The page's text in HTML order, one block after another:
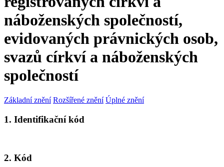
náboženských společností,
evidovaných právnických osob,
svazů církví a náboženských
společností
Základní znění Rozšířené znění Úplné znění
1. Identifikační kód
2. Kód